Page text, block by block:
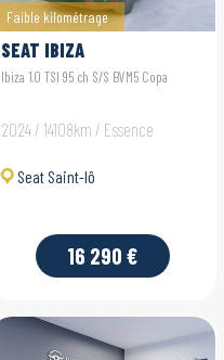
Faible kilométrage
SEAT IBIZA
Ibiza 1.0 TSI 95 ch S/S BVM5 Copa
2024 / 14108km / Essence
Seat Saint-lô
16 290 €